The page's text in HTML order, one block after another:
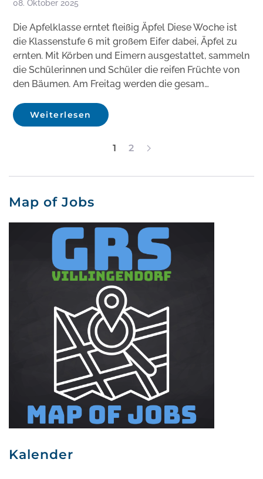
08. Oktober 2025
Die Apfelklasse erntet fleißig Äpfel Diese Woche ist
die Klassenstufe 6 mit großem Eifer dabei, Äpfel zu
ernten. Mit Körben und Eimern ausgestattet, sammeln
die Schülerinnen und Schüler die reifen Früchte von
den Bäumen. Am Freitag werden die gesam…
Weiterlesen
1 2
Map of Jobs
Kalender